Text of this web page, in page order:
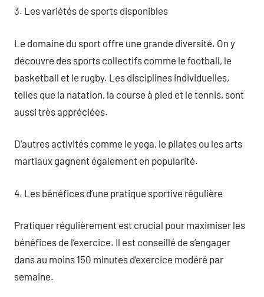
3. Les variétés de sports disponibles
Le domaine du sport offre une grande diversité. On y
découvre des sports collectifs comme le football, le
basketball et le rugby. Les disciplines individuelles,
telles que la natation, la course à pied et le tennis, sont
aussi très appréciées.
D’autres activités comme le yoga, le pilates ou les arts
martiaux gagnent également en popularité.
4. Les bénéfices d’une pratique sportive régulière
Pratiquer régulièrement est crucial pour maximiser les
bénéfices de l’exercice. Il est conseillé de s’engager
dans au moins 150 minutes d’exercice modéré par
semaine.